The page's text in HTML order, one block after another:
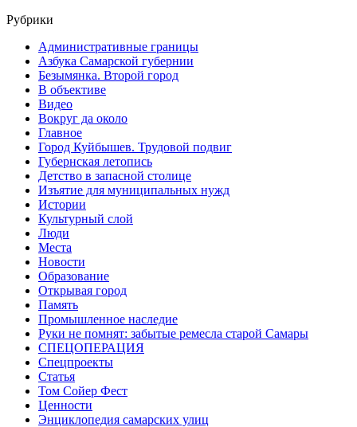
Рубрики
Административные границы
Азбука Самарской губернии
Безымянка. Второй город
В объективе
Видео
Вокруг да около
Главное
Город Куйбышев. Трудовой подвиг
Губернская летопись
Детство в запасной столице
Изъятие для муниципальных нужд
Истории
Культурный слой
Люди
Места
Новости
Образование
Открывая город
Память
Промышленное наследие
Руки не помнят: забытые ремесла старой Самары
СПЕЦОПЕРАЦИЯ
Спецпроекты
Статья
Том Сойер Фест
Ценности
Энциклопедия самарских улиц